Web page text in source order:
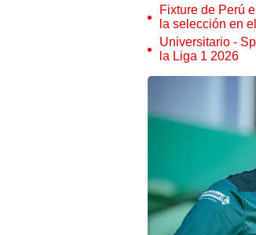
Fixture de Perú
la selección en
Universitario -
la Liga 1 2026